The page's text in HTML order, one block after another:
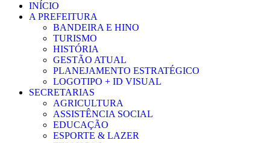
INÍCIO
A PREFEITURA
BANDEIRA E HINO
TURISMO
HISTÓRIA
GESTÃO ATUAL
PLANEJAMENTO ESTRATÉGICO
LOGOTIPO + ID VISUAL
SECRETARIAS
AGRICULTURA
ASSISTÊNCIA SOCIAL
EDUCAÇÃO
ESPORTE & LAZER